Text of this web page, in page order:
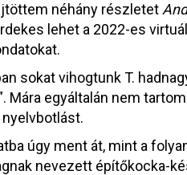
néhány részletet
lehet a 2022-es
sokat vihogtunk T.
Mára egyáltalán nem
úgy ment át, mint a
nevezett építőkocka-